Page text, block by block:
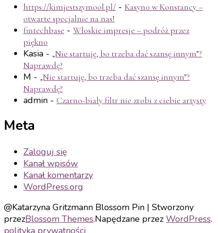
https://kimjestszymool.pl/ - Kasyno w Konstancy –
otwarte specjalnie na nas!
fintechbase - Włoskie impresje – podróż przez
piękno
Kasia - „Nie startuję, bo trzeba dać szansę innym”?
Naprawdę?
M - „Nie startuję, bo trzeba dać szansę innym”?
Naprawdę?
admin - Czarno-biały filtr nie zrobi z ciebie artysty
Meta
Zaloguj się
Kanał wpisów
Kanał komentarzy
WordPress.org
@Katarzyna Gritzmann Blossom Pin | Stworzony
przezBlossom Themes.Napędzane przez WordPress.
polityka prywatności